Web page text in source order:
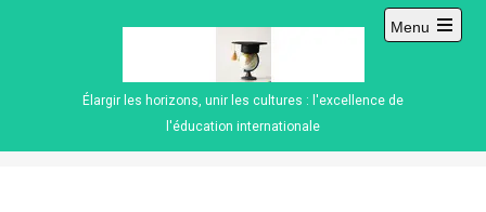
Élargir les horizons, unir les cultures : l'excellence de
l'éducation internationale
Menu
Open